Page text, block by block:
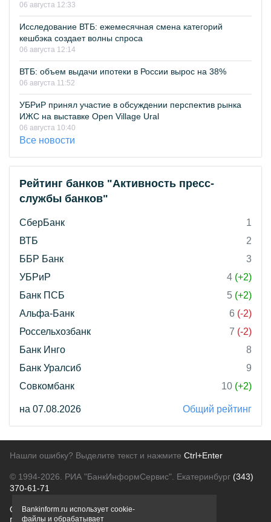
06 августа 12:33
Исследование ВТБ: ежемесячная смена категорий
кешбэка создает волны спроса
06 августа 12:14
ВТБ: объем выдачи ипотеки в России вырос на 38%
06 августа 11:52
УБРиР принял участие в обсуждении перспектив рынка
ИЖС на выставке Open Village Ural
06 августа 10:40
Все новости
Рейтинг банков "Активность пресс-
службы банков"
СберБанк
1
ВТБ
2
ББР Банк
3
УБРиР
4 (+2)
Банк ПСБ
5 (+2)
Альфа-Банк
6 (-2)
Россельхозбанк
7 (-2)
Банк Инго
8
Банк Уралсиб
9
Совкомбанк
10 (+2)
на 07.08.2026 Общий рейтинг
Нашли ошибку? Выделите текст и нажмите Ctrl+Enter
© 1994-2026. РИА "БанкИнформСервис". Екатеринбург (343)
370-61-71
О проектеПолитика конфиденциальности
Bankinform.ru использует cookie-
файлы и обрабатывает